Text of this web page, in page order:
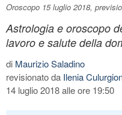
Oroscopo 15 luglio 2018,
Astrologia e oroscopo
lavoro e salute della
di Maurizio Saladino
revisionato da Ilenia
14 luglio 2018 alle ore 19:50